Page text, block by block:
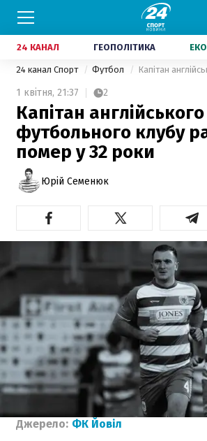
24 КАНАЛ ГЕОПОЛІТИКА
24 канал Спорт Футбол
1 квітня, 21:37 2
Капітан англійського
футбольного клубу
помер у 32 роки
Юрій Семенюк
Джерело: ФК Йовіл